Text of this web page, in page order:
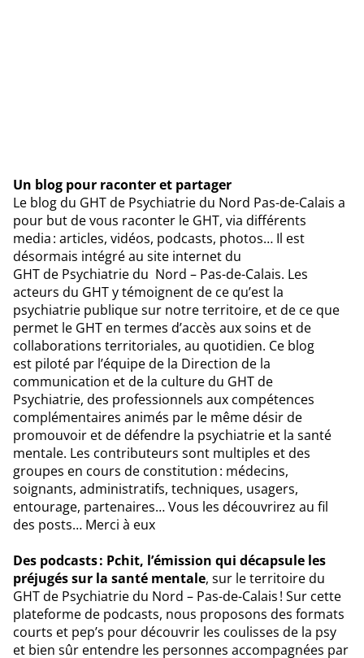
Un blog pour raconter et partager
Le blog du GHT de Psychiatrie du Nord Pas-de-Calais a
pour but de vous raconter le GHT, via différents
media : articles, vidéos, podcasts, photos… Il est
désormais intégré au site internet du
GHT de Psychiatrie du Nord – Pas-de-Calais. Les
acteurs du GHT y témoignent de ce qu’est la
psychiatrie publique sur notre territoire, et de ce que
permet le GHT en termes d’accès aux soins et de
collaborations territoriales, au quotidien. Ce blog
est piloté par l’équipe de la Direction de la
communication et de la culture du GHT de
Psychiatrie, des professionnels aux compétences
complémentaires animés par le même désir de
promouvoir et de défendre la psychiatrie et la santé
mentale. Les contributeurs sont multiples et des
groupes en cours de constitution : médecins,
soignants, administratifs, techniques, usagers,
entourage, partenaires… Vous les découvrirez au fil
des posts… Merci à eux
Des podcasts : Pchit, l’émission qui décapsule les
préjugés sur la santé mentale, sur le territoire du
GHT de Psychiatrie du Nord – Pas-de-Calais ! Sur cette
plateforme de podcasts, nous proposons des formats
courts et pep’s pour découvrir les coulisses de la psy
et bien sûr entendre les personnes accompagnées par